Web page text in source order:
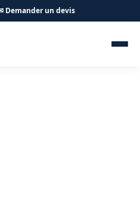
Demander un devis